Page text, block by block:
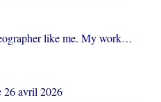
like me. My work…
26 avril 2026